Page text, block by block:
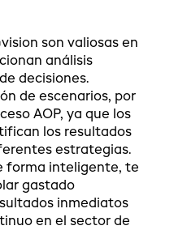
son valiosas en
análisis
decisiones.
de escenarios, por
AOP, ya que los
los resultados
estrategias.
forma inteligente, te
gastado
inmediatos
en el sector de